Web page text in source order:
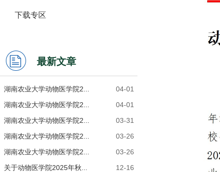
下载专区
最新文章
04-01
湖南农业大学动物医学院2...
04-01
湖南农业大学动物医学院2...
03-31
湖南农业大学动物医学院2...
03-26
湖南农业大学动物医学院2...
03-26
湖南农业大学动物医学院2...
12-16
关于动物医学院2025年秋...